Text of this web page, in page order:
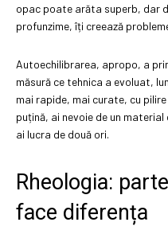
opac poate arăta superb, dar
profunzime, îți creează
Autoechilibrarea, apropo, a
măsură ce tehnica a evoluat,
mai rapide, mai curate, cu
puțină, ai nevoie de un
ai lucra de două ori.
Rheologia:
face diferența